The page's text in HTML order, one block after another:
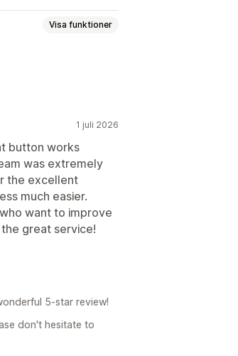
Visa funktioner
1 juli 2026
button works
was extremely
the excellent
much easier.
want to improve
great service!
5-star review!
don't hesitate to